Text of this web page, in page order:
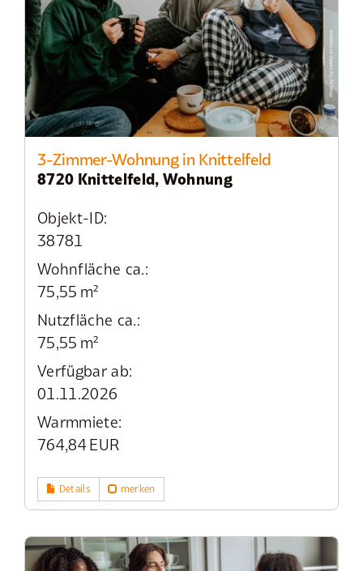
3-Zimmer-Wohnung in Knittelfeld
8720 Knittelfeld, Wohnung
Objekt-ID:
38781
Wohnfläche ca.:
75,55 m²
Nutzfläche ca.:
75,55 m²
Verfügbar ab:
01.11.2026
Warmmiete:
764,84 EUR
Details merken